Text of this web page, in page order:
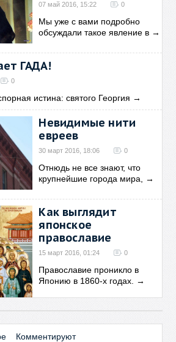
07 май 2016, 15:22 0
Мы уже с вами подробно
обсуждали такое явление в →
ГАДА!
0
истина: святого Георгия →
Невидимые нити
евреев
30 март 2016, 18:06 0
Отнюдь не все знают, что
крупнейшие города мира,
→
Как выглядит
японское
православие
15 март 2016, 01:24 0
Православие проникло в
Японию в 1860-х годах.
→
Комментируют